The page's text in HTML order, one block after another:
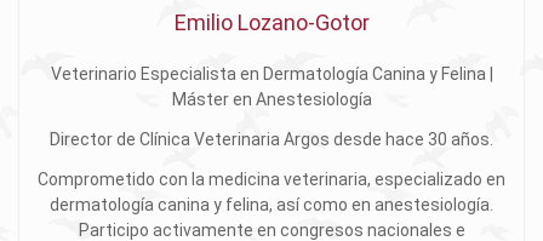
Emilio Lozano-Gotor
Veterinario Especialista en Dermatología Canina y Felina |
Máster en Anestesiología
Director de Clínica Veterinaria Argos desde hace 30 años.
Comprometido con la medicina veterinaria, especializado en
dermatología canina y felina, así como en anestesiología.
Participo activamente en congresos nacionales e